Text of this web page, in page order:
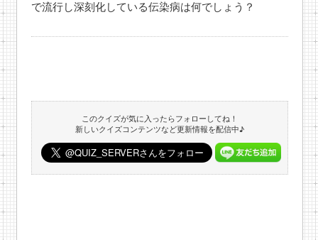
で流行し深刻化している伝染病は何でしょう？
このクイズが気に入ったらフォローしてね！
新しいクイズコンテンツなど更新情報を配信中♪